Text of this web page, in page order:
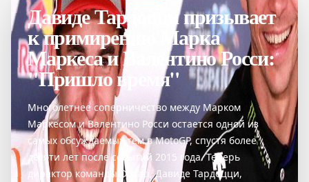
Давиде Тардоцци призывает
к примирению Марка
Маркеса и Валентино Росси:
"Пришло время"
Многолетнее соперничество между Марком
Маркесом и Валентино Росси остается одной из
самых обсуждаемых тем в MotoGP, спустя более
десяти лет после событий 2015 года. Теперь
директор команды Ducati, Давиде Тардоцци,